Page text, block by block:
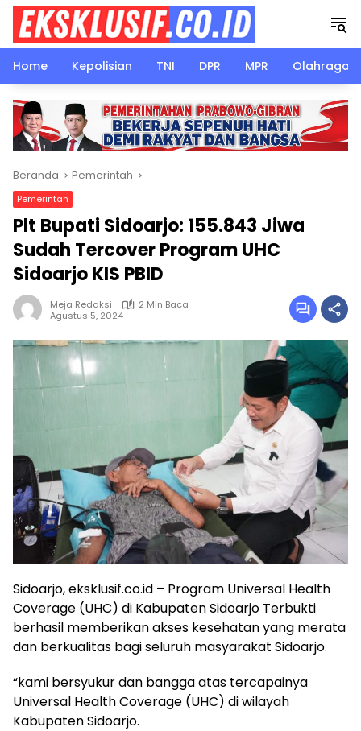
Langsung
konten
Home
Kepolisian TNI DPR MPR Olahraga
Beranda Pemerintah
Pemerintah
Plt Bupati Sidoarjo: 155.843 Jiwa
Sudah Tercover Program UHC
Sidoarjo KIS PBID
Meja Redaksi
2 Min Baca
Agustus 5, 2024
Sidoarjo, eksklusif.co.id – Program Universal Health
Coverage (UHC) di Kabupaten Sidoarjo Terbukti
berhasil memberikan akses kesehatan yang merata
dan berkualitas bagi seluruh masyarakat Sidoarjo.
“kami bersyukur dan bangga atas tercapainya
Universal Health Coverage (UHC) di wilayah
Kabupaten Sidoarjo.